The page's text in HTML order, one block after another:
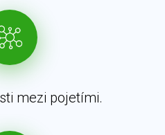
mezi pojetími.